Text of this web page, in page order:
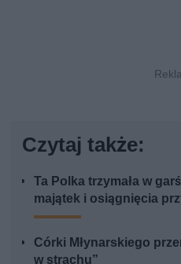
Czytaj także:
Ta Polka trzymała w
majątek i osiągnięcia
Córki Młynarskiego
w strachu”